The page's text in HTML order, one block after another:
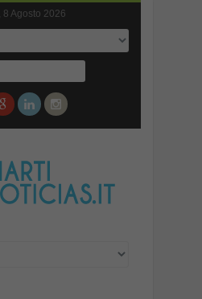
8 Agosto 2026